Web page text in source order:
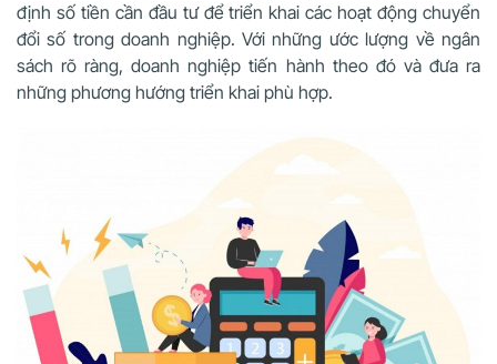
định số tiền cần đầu tư để triển khai các hoạt động chuyển
đổi số trong doanh nghiệp. Với những ước lượng về ngân
sách rõ ràng, doanh nghiệp tiến hành theo đó và đưa ra
những phương hướng triển khai phù hợp.